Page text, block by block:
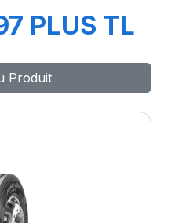
PLUS TL
Produit